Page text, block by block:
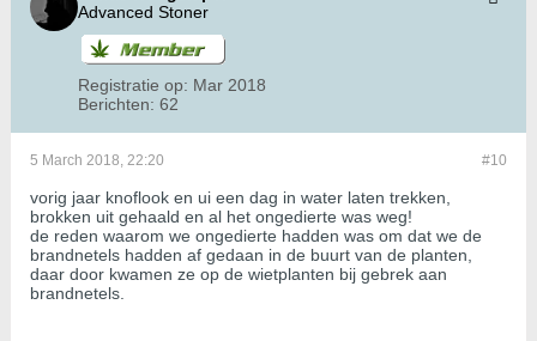
Advanced Stoner
Registratie op: Mar 2018
Berichten: 62
#10
5 March 2018, 22:20
vorig jaar knoflook en ui een dag in water laten trekken,
brokken uit gehaald en al het ongedierte was weg!
de reden waarom we ongedierte hadden was om dat we de
brandnetels hadden af gedaan in de buurt van de planten,
daar door kwamen ze op de wietplanten bij gebrek aan
brandnetels.